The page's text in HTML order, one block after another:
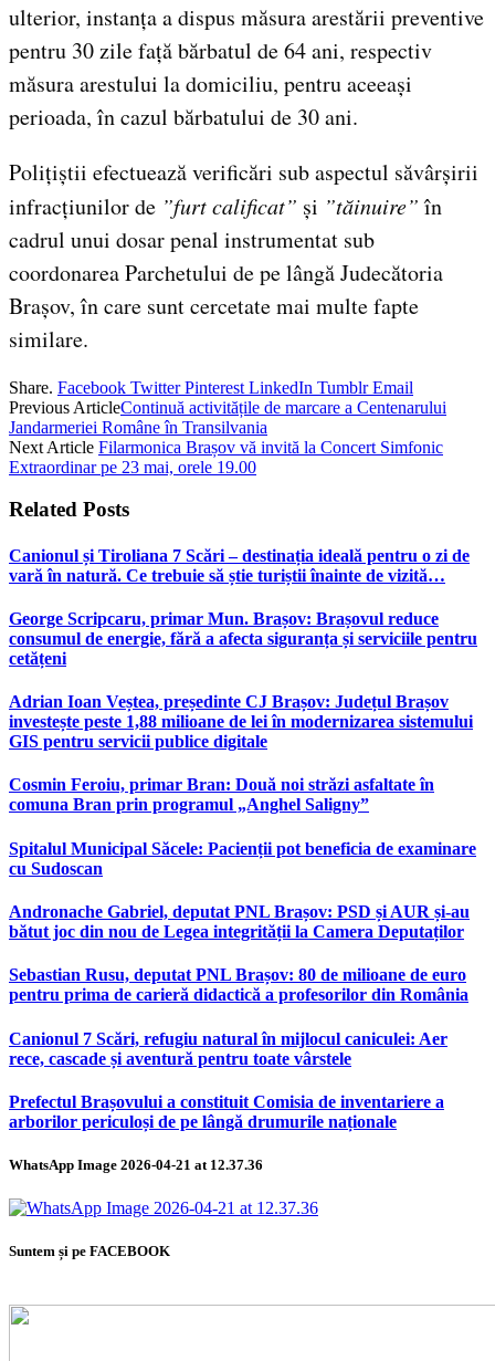
ulterior, instanța a dispus măsura arestării preventive
pentru 30 zile față bărbatul de 64 ani, respectiv
măsura arestului la domiciliu, pentru aceeași
perioada, în cazul bărbatului de 30 ani.
Polițiștii efectuează verificări sub aspectul săvârșirii
infracțiunilor de ”furt calificat” și ”tăinuire”în
cadrul unui dosar penal instrumentat sub
coordonarea Parchetului de pe lângă Judecătoria
Brașov, în care sunt cercetate mai multe fapte
similare.
Share. Facebook Twitter Pinterest LinkedIn Tumblr Email
Previous ArticleContinuă activitățile de marcare a Centenarului
Jandarmeriei Române în Transilvania
Next Article Filarmonica Brașov vă invită la Concert Simfonic
Extraordinar pe 23 mai, orele 19.00
Related Posts
Canionul și Tiroliana 7 Scări – destinația ideală pentru o zi de
vară în natură. Ce trebuie să știe turiștii înainte de vizită…
George Scripcaru, primar Mun. Brașov: Brașovul reduce
consumul de energie, fără a afecta siguranța și serviciile pentru
cetățeni
Adrian Ioan Veștea, președinte CJ Brașov: Județul Brașov
investește peste 1,88 milioane de lei în modernizarea sistemului
GIS pentru servicii publice digitale
Cosmin Feroiu, primar Bran: Două noi străzi asfaltate în
comuna Bran prin programul „Anghel Saligny”
Spitalul Municipal Săcele: Pacienții pot beneficia de examinare
cu Sudoscan
Andronache Gabriel, deputat PNL Brașov: PSD și AUR și-au
bătut joc din nou de Legea integrității la Camera Deputaților
Sebastian Rusu, deputat PNL Brașov: 80 de milioane de euro
pentru prima de carieră didactică a profesorilor din România
Canionul 7 Scări, refugiu natural în mijlocul caniculei: Aer
rece, cascade și aventură pentru toate vârstele
Prefectul Brașovului a constituit Comisia de inventariere a
arborilor periculoși de pe lângă drumurile naționale
WhatsApp Image 2026-04-21 at 12.37.36
Suntem și pe FACEBOOK